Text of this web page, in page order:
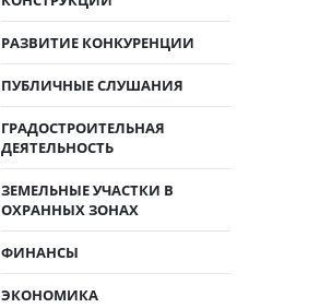
РАЗВИТИЕ КОНКУРЕНЦИИ
ПУБЛИЧНЫЕ СЛУШАНИЯ
ГРАДОСТРОИТЕЛЬНАЯ
ДЕЯТЕЛЬНОСТЬ
ЗЕМЕЛЬНЫЕ УЧАСТКИ В
ОХРАННЫХ ЗОНАХ
ФИНАНСЫ
ЭКОНОМИКА